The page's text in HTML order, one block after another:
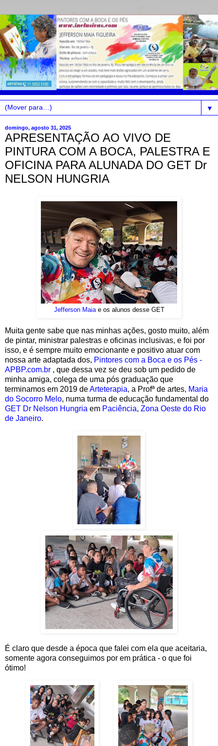
▼
domingo, agosto 31, 2025
APRESENTAÇÃO AO VIVO DE
PINTURA COM A BOCA, PALESTRA E
OFICINA PARA ALUNADA DO GET Dr
NELSON HUNGRIA
Jefferson Maiae os alunos desse GET
Muita gente sabe que nas minhas ações, gosto muito, além
de pintar, ministrar palestras e oficinas inclusivas, e foi por
isso, e é sempre muito emocionante e positivo atuar com
nossa arte adaptada dos, Pintores com a Boca e os Pés -
APBP.com.br , que dessa vez se deu sob um pedido de
minha amiga, colega de uma pós graduação que
terminamos em 2019 deArteterapia, a Profª de artes, Maria
do Socorro Melo, numa turma de educação fundamental do
GET Dr Nelson Hungria em Paciência, Zona Oeste do Rio
de Janeiro.
É claro que desde a época que falei com ela que aceitaria,
somente agora conseguimos por em prática - o que foi
ótimo!